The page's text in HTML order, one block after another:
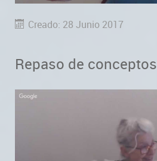
Creado: 28 Junio 2017
Repaso de conceptos